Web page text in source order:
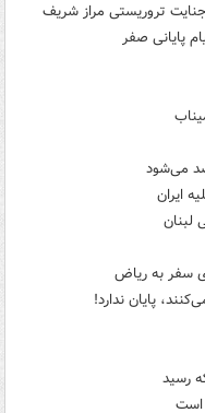
تروریستی مراز شریف
پایانی صفر
می‌شود
لبنان
سفر به ریاض
پایان ندارد!
است